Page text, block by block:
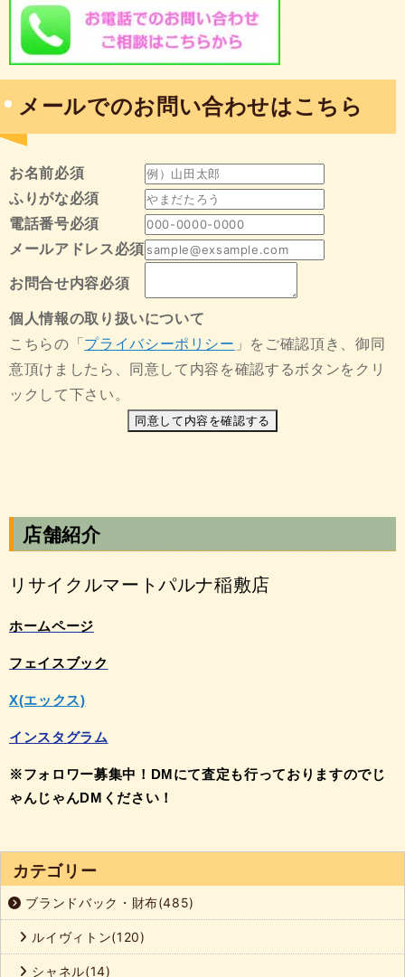
メールでのお問い合わせはこちら
お名前必須
ふりがな必須
電話番号必須
メールアドレス必須
お問合せ内容必須
個人情報の取り扱いについて
こちらの「 プライバシーポリシー 」をご確認頂き、御同
意頂けましたら、同意して内容を確認するボタンをクリ
ックして下さい。
同意して内容を確認する
店舗紹介
リサイクルマートパルナ稲敷店
ホームページ
フェイスブック
X(エックス)
インスタグラム
※フォロワー募集中！DMにて査定も行っておりますのでじ
ゃんじゃんDMください！
カテゴリー
ブランドバック・財布(485)
ルイヴィトン(120)
シャネル(14)